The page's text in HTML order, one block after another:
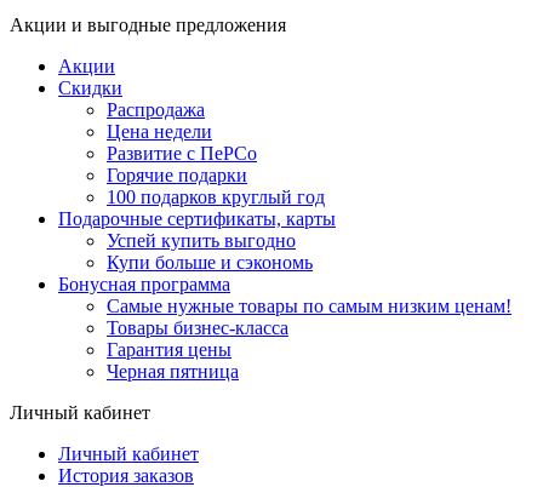
Акции и выгодные предложения
Акции
Скидки
Распродажа
Цена недели
Развитие с ПеРСо
Горячие подарки
100 подарков круглый год
Подарочные сертификаты, карты
Успей купить выгодно
Купи больше и сэкономь
Бонусная программа
Самые нужные товары по самым низким ценам!
Товары бизнес-класса
Гарантия цены
Черная пятница
Личный кабинет
Личный кабинет
История заказов